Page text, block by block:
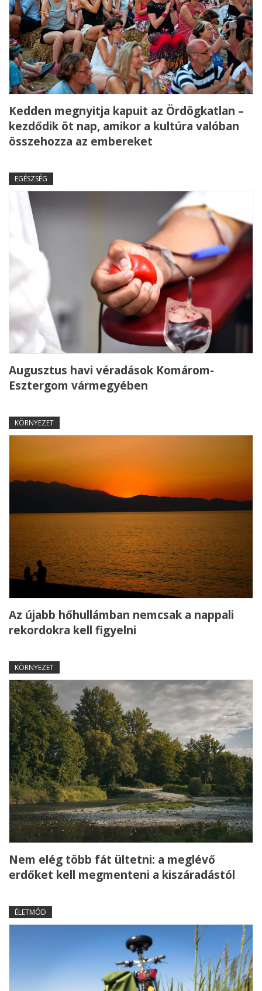
Kedden megnyitja kapuit az Ördögkatlan –
kezdődik öt nap, amikor a kultúra valóban
összehozza az embereket
EGÉSZSÉG
Augusztus havi véradások Komárom-
Esztergom vármegyében
KÖRNYEZET
Az újabb hőhullámban nemcsak a nappali
rekordokra kell figyelni
KÖRNYEZET
Nem elég több fát ültetni: a meglévő
erdőket kell megmenteni a kiszáradástól
ÉLETMÓD